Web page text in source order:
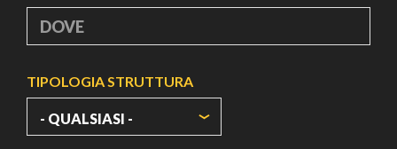
TIPOLOGIA STRUTTURA